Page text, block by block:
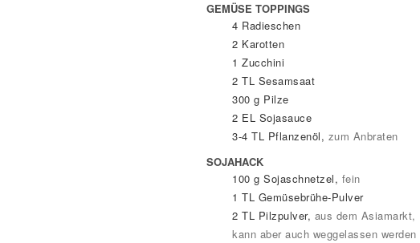
GEMÜSE TOPPINGS
4 Radieschen
2 Karotten
1 Zucchini
2 TL Sesamsaat
300 g Pilze
2 EL Sojasauce
3-4 TL Pflanzenöl, zum Anbraten
SOJAHACK
100 g Sojaschnetzel, fein
1 TL Gemüsebrühe-Pulver
2 TL Pilzpulver, aus dem Asiamarkt,
kann aber auch weggelassen werden